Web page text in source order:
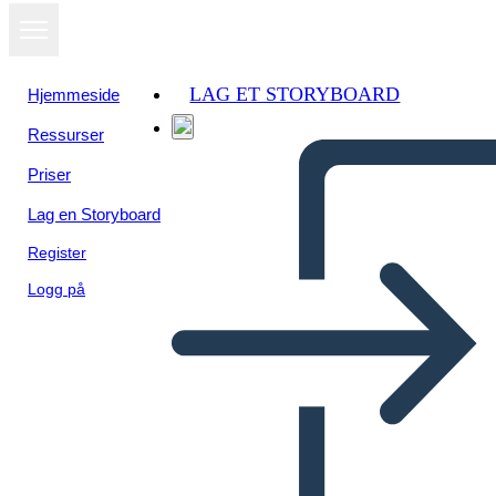
Hjemmeside
Ressurser
Priser
Lag en Storyboard
Register
Logg på
LAG ET STORYBOARD